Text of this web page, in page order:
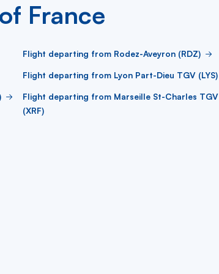
France
Flight departing from Rodez-Aveyron (RDZ)
Flight departing from Lyon Part-Dieu TGV (LYS)
Flight departing from Marseille St-Charles TGV
(XRF)